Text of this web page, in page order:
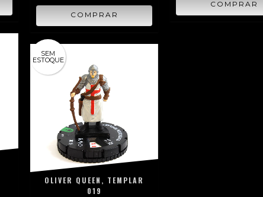
SEM
ESTOQUE
OLIVER QUEEN, TEMPLAR
019